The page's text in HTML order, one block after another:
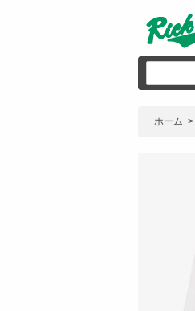
ホーム >